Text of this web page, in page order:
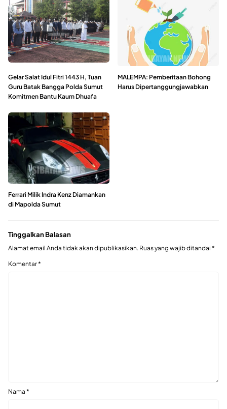
Gelar Salat Idul Fitri 1443 H, Tuan
Guru Batak Bangga Polda Sumut
Komitmen Bantu Kaum Dhuafa
MALEMPA: Pemberitaan Bohong
Harus Dipertanggungjawabkan
Ferrari Milik Indra Kenz Diamankan
di Mapolda Sumut
Tinggalkan Balasan
Alamat email Anda tidak akan dipublikasikan. Ruas yang wajib ditandai *
Komentar*
Nama *